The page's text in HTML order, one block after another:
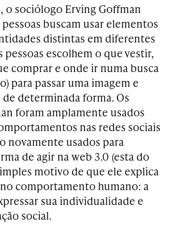
o sociólogo Erving Goffman
buscam usar elementos
distintas em diferentes
pessoas escolhem o que vestir,
comprar e onde ir numa busca
para passar uma imagem e
determinada forma. Os
foram amplamente usados
nas redes sociais
novamente usados para
de agir na web 3.0 (esta do
motivo de que ele explica
comportamento humano: a
sua individualidade e
social.